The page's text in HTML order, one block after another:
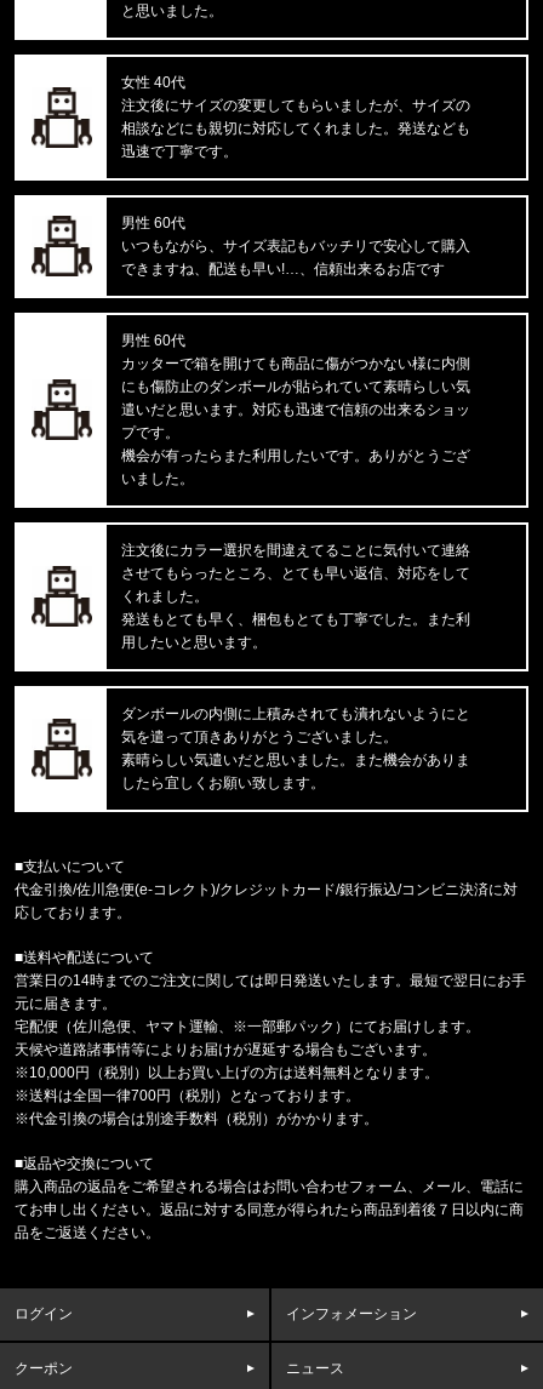
東京都のお客様ご注文ありがとうございます。
Carhartt WIP/カーハートダブルアイピー
C LOGO PHONE RING I033370
東京都のお客様ご注文ありがとうございます。
Carhartt WIP/カーハートダブルアイピー
DOUBLE KNEE PANT I032699
東京都のお客様ご注文ありがとうございます。
reversal/リバーサル
東京都のお客様ご注文ありがとうございます。
mnml/ミニマル
X214 STRETCH DENIM1487266
東京都のお客様ご注文ありがとうございます。
reversal/リバーサル
東京都のお客様ご注文ありがとうございます。
47 Brand/フォーティーセブンブランド
'47 MVP ヤンキース ドジャース
東京都のお客様ご注文ありがとうございます。
mnml/ミニマル
東京都のお客様ご注文ありがとうございます。
CARHARTT/カーハート
東京都のお客様ご注文ありがとうございます。
reversal/リバーサル
福岡県のお客様ご注文ありがとうございます。
COLUMBIA/コロンビア
福岡県のお客様ご注文ありがとうございます。
CALVIN KLEIN/カルバンクライン
MICROFIBER STRETCH 3PK LO
福岡県のお客様ご注文ありがとうございます。
COLUMBIA/コロンビア
フリーザーゼロII アームスリーブ CU1100
'47 クリーンナップ キャップ ヤンキ
福岡県のお客様ご注文ありがとうございます。
と思いました。
女性 40代
注文後にサイズの変更してもらいましたが、サイズの
相談などにも親切に対応してくれました。発送なども
迅速で丁寧です。
男性 60代
いつもながら、サイズ表記もバッチリで安心して購入
できますね、配送も早い!…、信頼出来るお店です
男性 60代
カッターで箱を開けても商品に傷がつかない様に内側
にも傷防止のダンボールが貼られていて素晴らしい気
遣いだと思います。対応も迅速で信頼の出来るショッ
プです。
機会が有ったらまた利用したいです。ありがとうござ
いました。
注文後にカラー選択を間違えてることに気付いて連絡
させてもらったところ、とても早い返信、対応をして
くれました。
発送もとても早く、梱包もとても丁寧でした。また利
用したいと思います。
ダンボールの内側に上積みされても潰れないようにと
気を遣って頂きありがとうございました。
素晴らしい気遣いだと思いました。また機会がありま
したら宜しくお願い致します。
■支払いについて
代金引換/佐川急便(e-コレクト)/クレジットカード/銀行振込/コンビニ決済に対
応しております。
■送料や配送について
営業日の14時までのご注文に関しては即日発送いたします。最短で翌日にお手
元に届きます。
宅配便（佐川急便、ヤマト運輸、※一部郵パック）にてお届けします。
天候や道路諸事情等によりお届けが遅延する場合もございます。
※10,000円（税別）以上お買い上げの方は送料無料となります。
※送料は全国一律700円（税別）となっております。
※代金引換の場合は別途手数料（税別）がかかります。
■返品や交換について
購入商品の返品をご希望される場合はお問い合わせフォーム、メール、電話に
てお申し出ください。返品に対する同意が得られたら商品到着後７日以内に商
品をご返送ください。
ログイン インフォメーション
クーポン ニュース